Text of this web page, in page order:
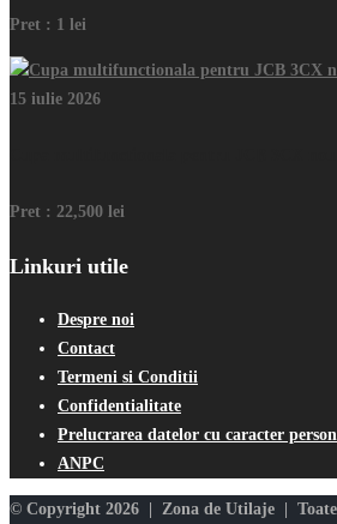
Pret : 1 lei
15 iulie 2026
Pret : 22,500 lei
Linkuri utile
Despre noi
Contact
Termeni si Conditii
Confidentialitate
Prelucrarea datelor cu caracter
ANPC
© Copyright 2026 | Zona de Utilaje | Toate